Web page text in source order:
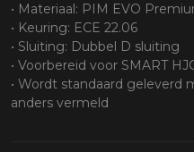
• Materiaal: PIM EVO
• Keuring: ECE 22.06
• Sluiting: Dubbel D sluiting
• Voorbereid voor SMART
• Wordt standaard geleverd
anders vermeld